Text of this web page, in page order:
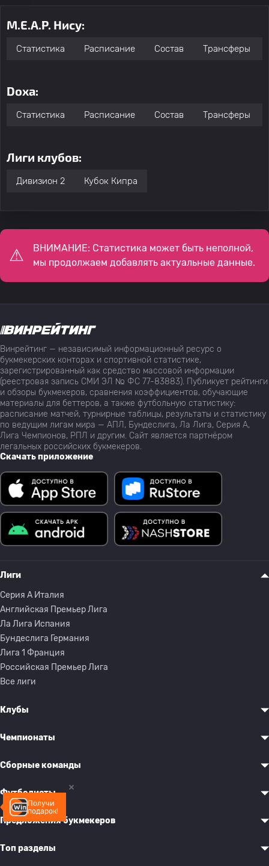
M.E.A.P. Нису:
Статистика Расписание Состав Трансферы
Doxa:
Статистика Расписание Состав Трансферы
Лиги клубов:
Дивизион 2 Кубок Кипра
ВНИМАНИЕ: Статистика может быть неполной,
мы продолжаем добавлять актуальные данные.
Получи
подарок!
Винрейтинг — независимый информационный ресурс о
букмекерских конторах и спортивной статистике,
зарегистрированный как средство массовой информации
(реестровая запись СМИ ЭЛ № ФС 77-83883). Публикует рейтинги
и обзоры букмекеров, сравнения коэффициентов, обучающие
материалы для беттеров, а также футбольную статистику:
расписание матчей, турнирные таблицы, результаты и статистику
по ведущим лигам мира — АПЛ, Бундеслига, Ла Лига, Серия А,
Лига Чемпионов, РПЛ и другим. Сайт является партнёром
легальных российских букмекеров.
Скачать приложение
Лиги
Серия A Италия
Английская Премьер Лига
Ла Лига Испания
Бундеслига Германия
Лига 1 Франция
Российская Премьер Лига
Все лиги
Клубы
Чемпионаты
Сборные команды
Футболисты
Предложения букмекеров
Топ разделы